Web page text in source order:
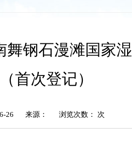
钢石漫滩国家
首次登记）
26 来源： 浏览次数： 次